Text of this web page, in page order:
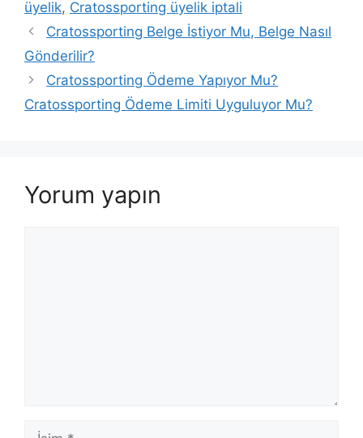
üyelik, Cratossporting üyelik iptali
Cratossporting Belge İstiyor Mu, Belge Nasıl
Gönderilir?
Cratossporting Ödeme Yapıyor Mu?
Cratossporting Ödeme Limiti Uyguluyor Mu?
Yorum yapın
İsim